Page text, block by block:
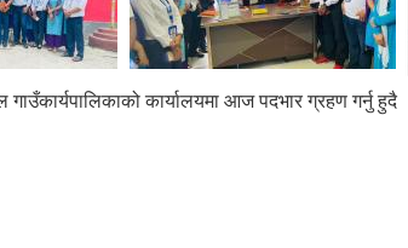
कार्यालयमा आज पदभार ग्रहण गर्नु हुदै